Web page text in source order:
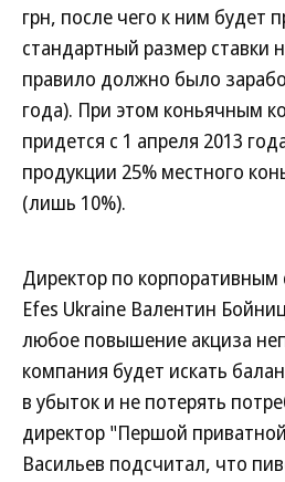
грн, после чего к ним будет
стандартный размер ставки
правило должно было
года). При этом коньячным
придется с 1 апреля 2013
продукции 25% местного
(лишь 10%).
Директор по корпоративным
Efes Ukraine Валентин
любое повышение акциза
компания будет искать
в убыток и не потерять
директор "Першой
Васильев подсчитал, что